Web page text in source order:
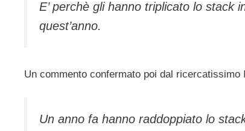
E’ perchè gli hanno triplicato lo stack
quest’anno.
Un commento confermato poi dal ricercatissimo
Un anno fa hanno raddoppiato lo